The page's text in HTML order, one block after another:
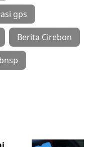
gps
Berita Cirebon
bnsp